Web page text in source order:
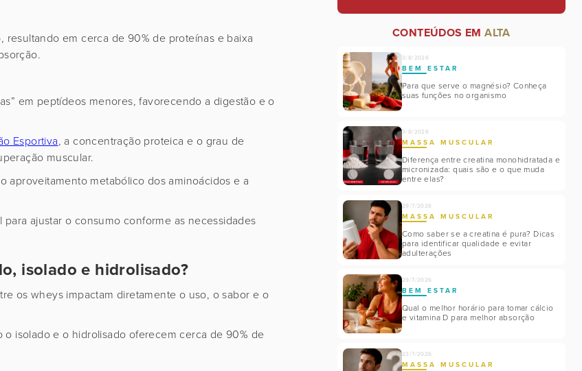
em cerca de 90% de proteínas e baixa
em peptídeos menores, favorecendo a digestão e o
Esportiva, a concentração proteica e o grau de
muscular.
aproveitamento metabólico dos aminoácidos e a
ajustar o consumo conforme as necessidades
isolado e hidrolisado?
os wheys impactam diretamente o uso, o sabor e o
isolado e o hidrolisado oferecem cerca de 90% de
CONTEÚDOS EMALTA
3/8/2026
BEM ESTAR
Para que serve o magnésio? Conheça
suas funções no organismo
3/8/2026
MASSA MUSCULAR
Diferença entre creatina monohidratada e
micronizada: quais são e o que muda
entre elas?
29/7/2026
MASSA MUSCULAR
Como saber se a creatina é pura? Dicas
para identificar qualidade e evitar
adulterações
29/7/2026
BEM ESTAR
Qual o melhor horário para tomar cálcio
e vitamina D para melhor absorção
23/7/2026
MASSA MUSCULAR